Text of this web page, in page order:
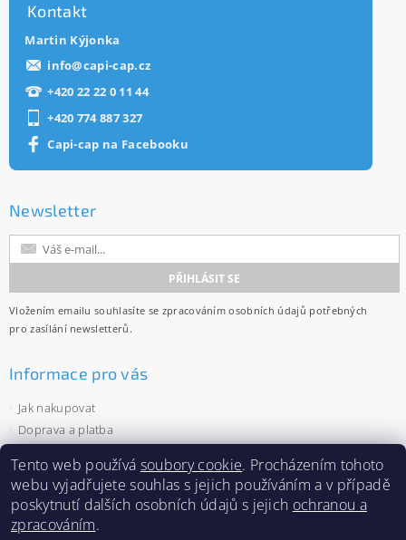
Kontakt
Martin Kýjonka
info@capi-cap.cz
+420 22 22 0 11 44
+420 774 887 327
Capi-cap na Facebooku
Newsletter
Vložením emailu souhlasíte se zpracováním osobních údajů potřebných
pro zasílání newsletterů.
Informace pro vás
Jak nakupovat
Doprava a platba
Ochrana osobních údajů
Velkoobchod
Zásady používání souborů cookies
Tento web používá soubory cookie. Procházením tohoto
webu vyjadřujete souhlas s jejich používáním a v případě
poskytnutí dalších osobních údajů s jejich ochranou a
zpracováním.